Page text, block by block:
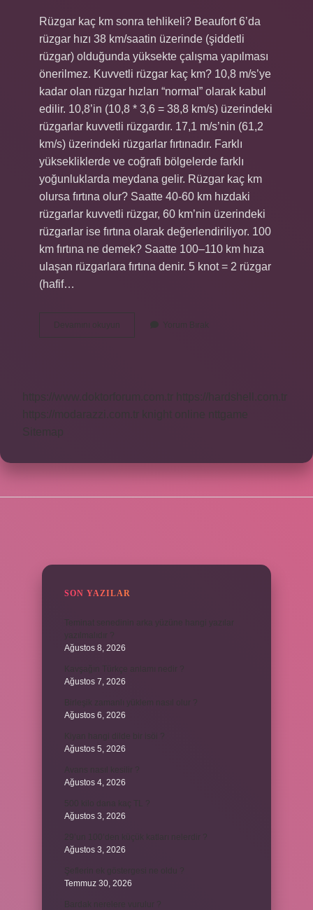
Rüzgar kaç km sonra tehlikeli? Beaufort 6’da
rüzgar hızı 38 km/saatin üzerinde (şiddetli
rüzgar) olduğunda yüksekte çalışma yapılması
önerilmez. Kuvvetli rüzgar kaç km? 10,8 m/s’ye
kadar olan rüzgar hızları “normal” olarak kabul
edilir. 10,8’in (10,8 * 3,6 = 38,8 km/s) üzerindeki
rüzgarlar kuvvetli rüzgardır. 17,1 m/s’nin (61,2
km/s) üzerindeki rüzgarlar fırtınadır. Farklı
yüksekliklerde ve coğrafi bölgelerde farklı
yoğunluklarda meydana gelir. Rüzgar kaç km
olursa fırtına olur? Saatte 40-60 km hızdaki
rüzgarlar kuvvetli rüzgar, 60 km’nin üzerindeki
rüzgarlar ise fırtına olarak değerlendiriliyor. 100
km fırtına ne demek? Saatte 100–110 km hıza
ulaşan rüzgarlara fırtına denir. 5 knot = 2 rüzgar
(hafif…
Devamını okuyun
Km
Yorum Bırak
https://www.doktorforum.com.tr
https://hardshell.com.tr
https://modarazzi.com.tr
knight online
nttgame
Sitemap
SON YAZILAR
Ağustos 8, 2026
Ağustos 7, 2026
Ağustos 6, 2026
Ağustos 5, 2026
Ağustos 4, 2026
Ağustos 3, 2026
Ağustos 3, 2026
Temmuz 30, 2026